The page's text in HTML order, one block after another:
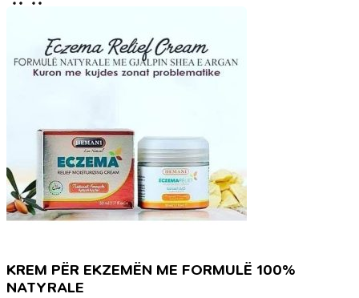
KREM PËR EKZEMËN ME FORMULË 100%
NATYRALE